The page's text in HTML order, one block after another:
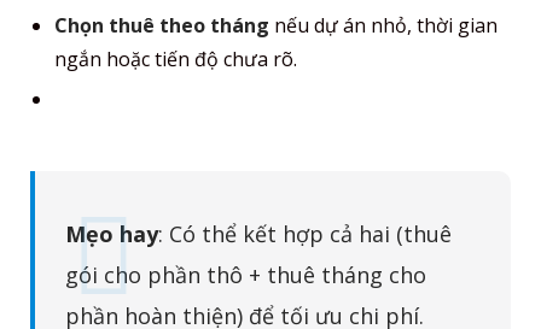
Chọn thuê theo tháng nếu dự án nhỏ, thời gian
ngắn hoặc tiến độ chưa rõ.
Mẹo hay: Có thể kết hợp cả hai (thuê
gói cho phần thô + thuê tháng cho
phần hoàn thiện) để tối ưu chi phí.